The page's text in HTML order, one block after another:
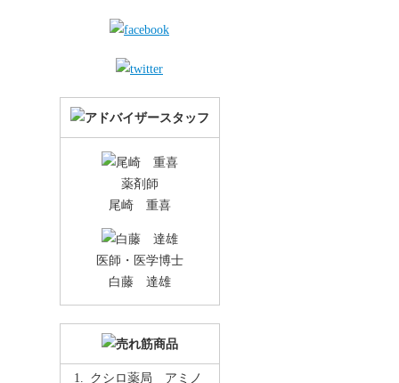
薬剤師
尾崎 重喜
医師・医学博士
白藤 達雄
クシロ薬局 アミノ